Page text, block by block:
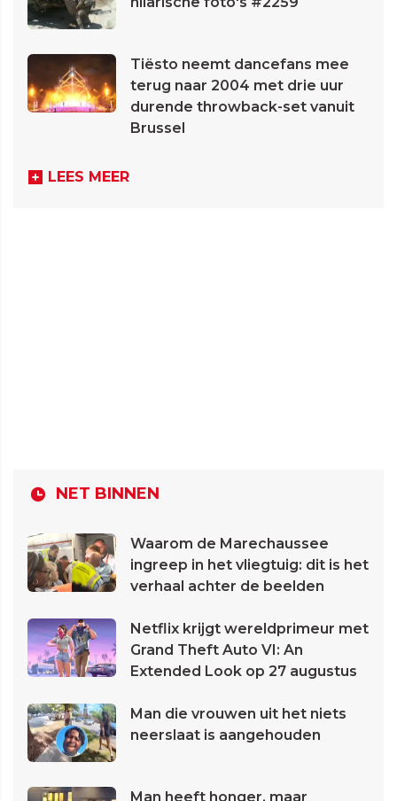
Tiësto neemt dancefans mee
terug naar 2004 met drie uur
durende throwback-set vanuit
Brussel
LEES MEER
NET BINNEN
Waarom de Marechaussee
ingreep in het vliegtuig: dit is het
verhaal achter de beelden
Netflix krijgt wereldprimeur met
Grand Theft Auto VI: An
Extended Look op 27 augustus
Man die vrouwen uit het niets
neerslaat is aangehouden
Man heeft honger, maar